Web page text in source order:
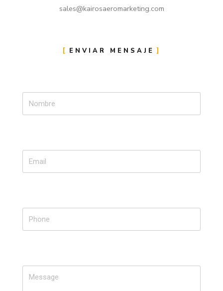
sales@kairosaeromarketing.com
ENVIAR MENSAJE